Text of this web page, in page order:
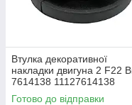
Втулка декоративної
накладки двигуна 2 F22
7614138 11127614138
Готово до відправки